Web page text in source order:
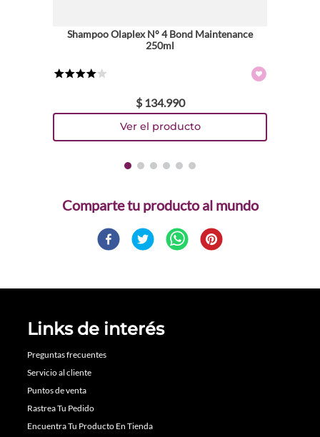
Shampoo Olaplex N° 4 Bond Maintenance
250ml
$ 134.990
Comparte
Links de interés
Preguntas frecuentes
Servicio al cliente
Puntos de venta
Rastrea Tu Pedido
Encuentra Tu Producto En Tienda